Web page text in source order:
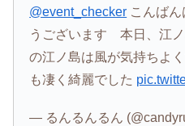
@event_checker こんば
うございます 本日、江
の江ノ島は風が気持ちよ
も凄く綺麗でした
— るんるんるん